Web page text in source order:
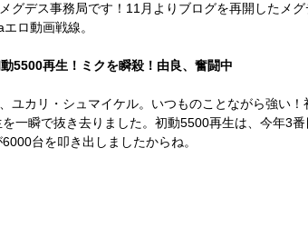
グデス事務局です！11月よりブログを再開したメ
ロ動画戦線。
5500再生！ミクを瞬殺！由良、奮闘中
ユカリ・シュマイケル。いつものことながら強い
一瞬で抜き去りました。初動5500再生は、今年3
台を叩き出しましたからね。